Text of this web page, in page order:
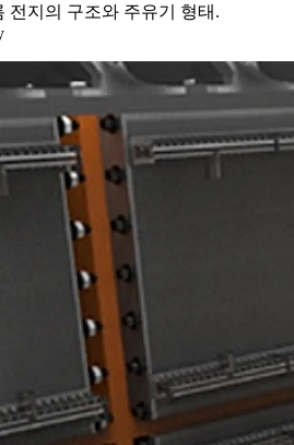
전지의 구조와 주유기 형태.